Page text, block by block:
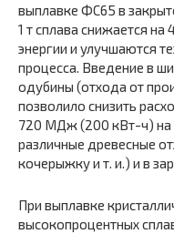
выплавке ФС65 в
1 т сплава снижается
энергии и улучшаются
процесса. Введение в
одубины (отхода от
позволило снизить
720 МДж (200 кВт-ч) на
различные древесные
кочерыжку и т. и.) и в
При выплавке
высокопроцентных